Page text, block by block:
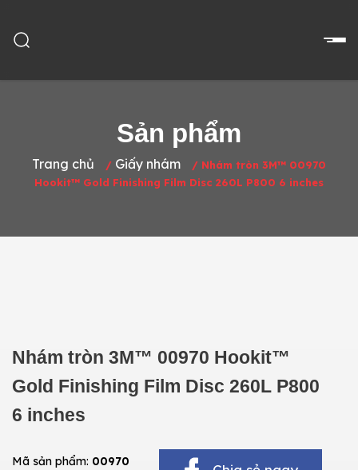
Sản phẩm
Trang chủ / Giấy nhám / Nhám tròn 3M™ 00970
Hookit™ Gold Finishing Film Disc 260L P800 6 inches
Nhám tròn 3M™ 00970 Hookit™
Gold Finishing Film Disc 260L P800
6 inches
Mã sản phẩm: 00970